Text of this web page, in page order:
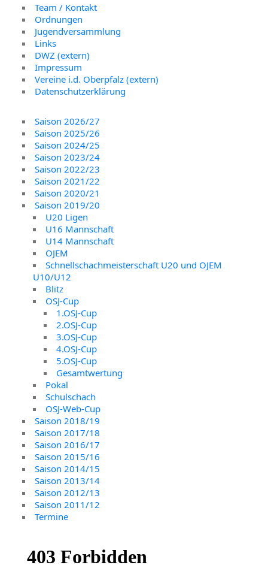
Team / Kontakt
Ordnungen
Jugendversammlung
Links
DWZ (extern)
Impressum
Vereine i.d. Oberpfalz (extern)
Datenschutzerklärung
Saison 2026/27
Saison 2025/26
Saison 2024/25
Saison 2023/24
Saison 2022/23
Saison 2021/22
Saison 2020/21
Saison 2019/20
U20 Ligen
U16 Mannschaft
U14 Mannschaft
OJEM
Schnellschachmeisterschaft U20 und OJEM
U10/U12
Blitz
OSJ-Cup
1.OSJ-Cup
2.OSJ-Cup
3.OSJ-Cup
4.OSJ-Cup
5.OSJ-Cup
Gesamtwertung
Pokal
Schulschach
OSJ-Web-Cup
Saison 2018/19
Saison 2017/18
Saison 2016/17
Saison 2015/16
Saison 2014/15
Saison 2013/14
Saison 2012/13
Saison 2011/12
Termine